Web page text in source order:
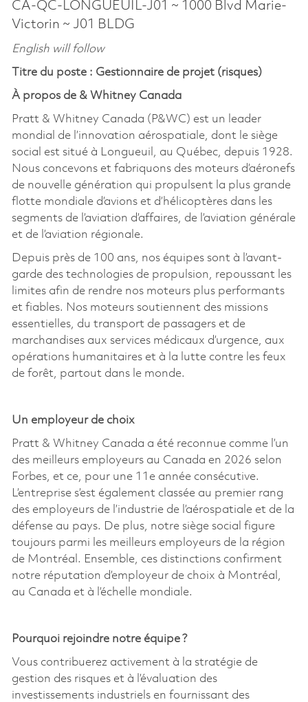
CA-QC-LONGUEUIL-J01 ~ 1000 Blvd Marie-
Victorin ~ J01 BLDG
English will follow
Titre du poste : Gestionnaire de projet (risques)
À propos de & Whitney Canada
Pratt & Whitney Canada (P&WC) est un leader
mondial de l’innovation aérospatiale, dont le siège
social est situé à Longueuil, au Québec, depuis 1928.
Nous concevons et fabriquons des moteurs d’aéronefs
de nouvelle génération qui propulsent la plus grande
flotte mondiale d’avions et d’hélicoptères dans les
segments de l’aviation d’affaires, de l’aviation générale
et de l’aviation régionale.
Depuis près de 100 ans, nos équipes sont à l’avant-
garde des technologies de propulsion, repoussant les
limites afin de rendre nos moteurs plus performants
et fiables. Nos moteurs soutiennent des missions
essentielles, du transport de passagers et de
marchandises aux services médicaux d’urgence, aux
opérations humanitaires et à la lutte contre les feux
de forêt, partout dans le monde.
Un employeur de choix
Pratt & Whitney Canada a été reconnue comme l’un
des meilleurs employeurs au Canada en 2026 selon
Forbes, et ce, pour une 11e année consécutive.
L’entreprise s’est également classée au premier rang
des employeurs de l’industrie de l’aérospatiale et de la
défense au pays. De plus, notre siège social figure
toujours parmi les meilleurs employeurs de la région
de Montréal. Ensemble, ces distinctions confirment
notre réputation d’employeur de choix à Montréal,
au Canada et à l’échelle mondiale.
Pourquoi rejoindre notre équipe ?
Vous contribuerez activement à la stratégie de
gestion des risques et à l’évaluation des
investissements industriels en fournissant des